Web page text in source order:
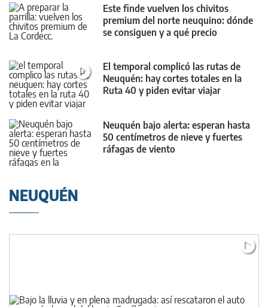
Este finde vuelven los chivitos
premium del norte neuquino: dónde
se consiguen y a qué precio
El temporal complicó las rutas de
Neuquén: hay cortes totales en la
Ruta 40 y piden evitar viajar
Neuquén bajo alerta: esperan hasta
50 centímetros de nieve y fuertes
ráfagas de viento
NEUQUÉN